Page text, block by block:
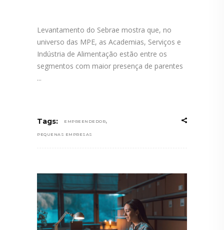
Levantamento do Sebrae mostra que, no
universo das MPE, as Academias, Serviços e
Indústria de Alimentação estão entre os
segmentos com maior presença de parentes
Tags: EMPREENDEDOR,
PEQUENAS EMPRESAS